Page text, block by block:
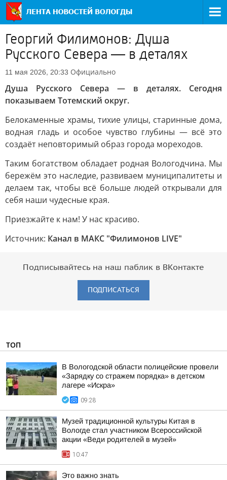
Георгий Филимонов: Душа
Русского Севера — в деталях
11 мая 2026, 20:33 Официально
Душа Русского Севера — в деталях. Сегодня
показываем Тотемский округ.
Белокаменные храмы, тихие улицы, старинные дома,
водная гладь и особое чувство глубины — всё это
создаёт неповторимый образ города мореходов.
Таким богатством обладает родная Вологодчина. Мы
бережём это наследие, развиваем муниципалитеты и
делаем так, чтобы всё больше людей открывали для
себя наши чудесные края.
Приезжайте к нам! У нас красиво.
Источник: Канал в МАКС "Филимонов LIVE"
Подписывайтесь на наш паблик в ВКонтакте
ПОДПИСАТЬСЯ
ТОП
В Вологодской области полицейские провели
«Зарядку со стражем порядка» в детском
лагере «Искра»
09:28
Музей традиционной культуры Китая в
Вологде стал участником Всероссийской
акции «Веди родителей в музей»
10:47
Это важно знать